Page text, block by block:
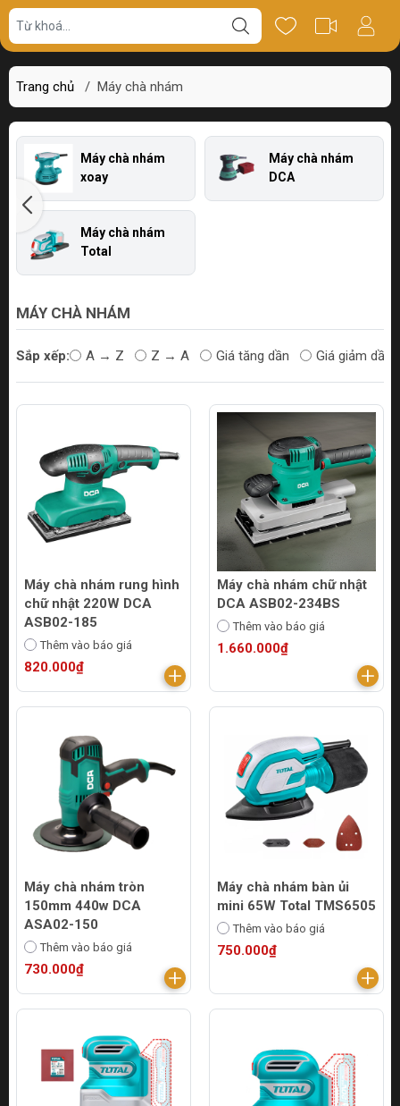
Trang chủ / Máy chà nhám
Máy chà nhám
xoay
Máy chà nhám
DCA
Máy chà nhám
Total
MÁY CHÀ NHÁM
Sắp xếp: A → Z Z → A Giá tăng dần Giá giảm dần
Máy chà nhám rung hình
chữ nhật 220W DCA
ASB02-185
Thêm vào báo giá
820.000₫
Máy chà nhám chữ nhật
DCA ASB02-234BS
Thêm vào báo giá
1.660.000₫
Máy chà nhám tròn
150mm 440w DCA
ASA02-150
Thêm vào báo giá
730.000₫
Máy chà nhám bàn ủi
mini 65W Total TMS6505
Thêm vào báo giá
750.000₫